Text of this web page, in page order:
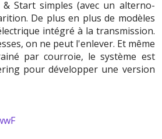
Start simples (avec un alterno-
De plus en plus de modèles
intégré à la transmission.
on ne peut l'enlever. Et même
par courroie, le système est
pour développer une version